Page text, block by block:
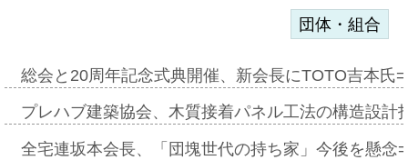
団体・組合
総会と20周年記念式典開催、新会長にTOTO吉本氏
プレハブ建築協会、木質接着パネル工法の構造設
全宅連坂本会長、「団塊世代の持ち家」今後を懸